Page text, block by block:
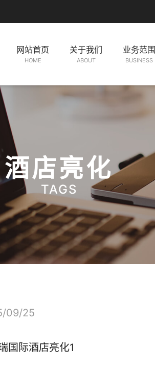
网站首页
HOME
关于我们
ABOUT
业务范围
BUSINESS
酒店亮化
TAGS
09/25
国际酒店亮化1